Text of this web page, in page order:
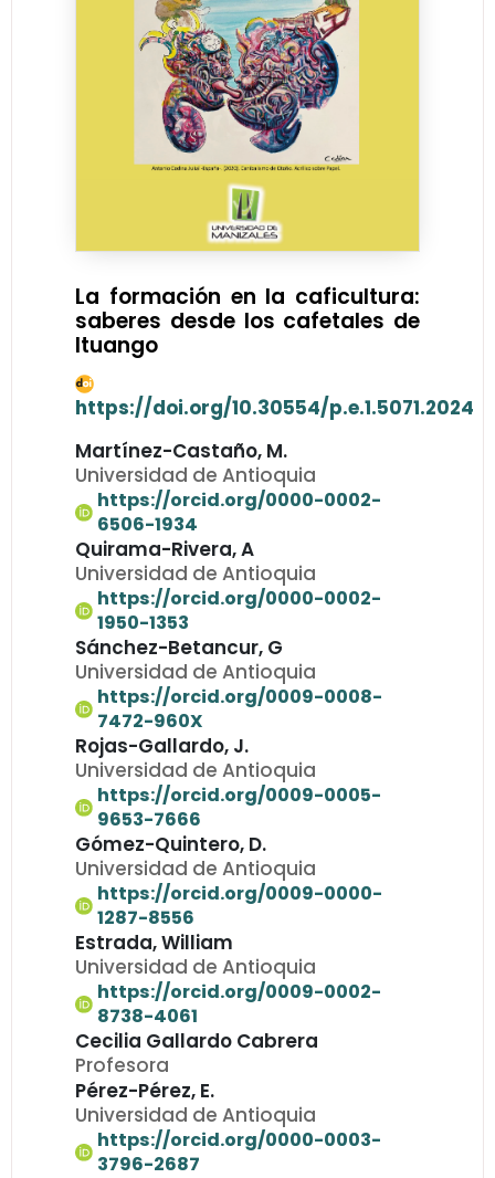
La formación en la caficultura:
saberes desde los cafetales de
Ituango
https://doi.org/10.30554/p.e.1.5071.2024
Martínez-Castaño, M.
Universidad de Antioquia
https://orcid.org/0000-0002-
6506-1934
Quirama-Rivera, A
Universidad de Antioquia
https://orcid.org/0000-0002-
1950-1353
Sánchez-Betancur, G
Universidad de Antioquia
https://orcid.org/0009-0008-
7472-960X
Rojas-Gallardo, J.
Universidad de Antioquia
https://orcid.org/0009-0005-
9653-7666
Gómez-Quintero, D.
Universidad de Antioquia
https://orcid.org/0009-0000-
1287-8556
Estrada, William
Universidad de Antioquia
https://orcid.org/0009-0002-
8738-4061
Cecilia Gallardo Cabrera
Profesora
Pérez-Pérez, E.
Universidad de Antioquia
https://orcid.org/0000-0003-
3796-2687